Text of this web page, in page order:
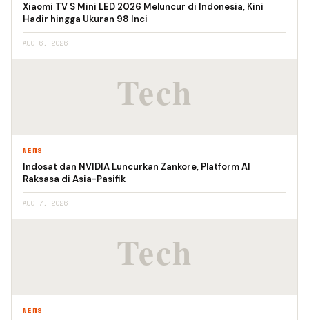
Xiaomi TV S Mini LED 2026 Meluncur di Indonesia, Kini
Hadir hingga Ukuran 98 Inci
AUG 6, 2026
NEWS
Indosat dan NVIDIA Luncurkan Zankore, Platform AI
Raksasa di Asia-Pasifik
AUG 7, 2026
NEWS